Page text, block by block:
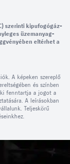
szerinti kipufogógáz-
üzemanyag-
eltérhet a
A képeken szereplő
és színben
fenntartja a jogot a
A leírásokban
Teljeskörű